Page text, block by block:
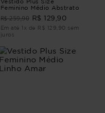
Feminino Médio Abstrato
R$ 259,90 R$ 129,90
Em até 1x de R$ 129,90 sem
juros